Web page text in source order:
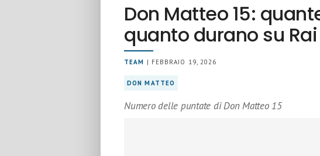
Don Matteo 15:
quanto durano su Rai
TEAM | FEBBRAIO 19, 2026
DON MATTEO
Numero delle puntate di Don Matteo 15